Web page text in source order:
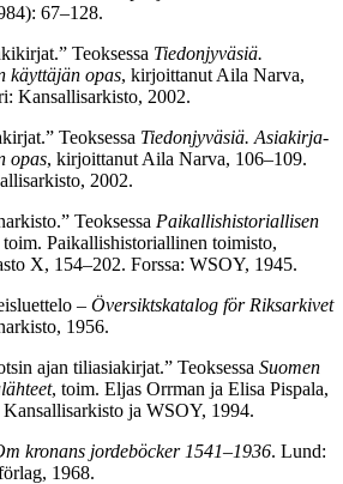
67–128.
Teoksessa Tiedonjyväsiä.
käyttäjän opas, kirjoittanut Aila Narva,
Kansallisarkisto, 2002.
Teoksessa Tiedonjyväsiä. Asiakirja-
opas, kirjoittanut Aila Narva, 106–109.
2002.
Teoksessa Paikallishistoriallisen
toim. Paikallishistoriallinen toimisto,
X, 154–202. Forssa: WSOY, 1945.
– Översiktskatalog för Riksarkivet
1956.
ajan tiliasiakirjat.” Teoksessa Suomen
, toim. Eljas Orrman ja Elisa Pispala,
ja WSOY, 1994.
kronans jordeböcker 1541–1936. Lund:
1968.